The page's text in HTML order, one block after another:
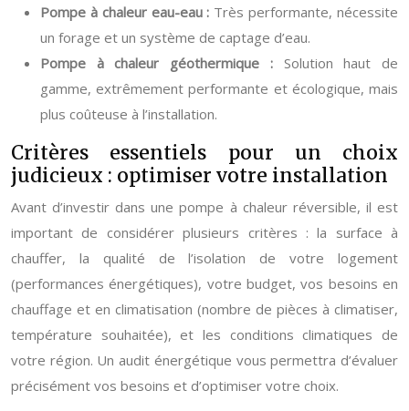
Pompe à chaleur eau-eau : Très performante, nécessite
un forage et un système de captage d’eau.
Pompe à chaleur géothermique : Solution haut de
gamme, extrêmement performante et écologique, mais
plus coûteuse à l’installation.
Critères essentiels pour un choix
judicieux : optimiser votre installation
Avant d’investir dans une pompe à chaleur réversible, il est
important de considérer plusieurs critères : la surface à
chauffer, la qualité de l’isolation de votre logement
(performances énergétiques), votre budget, vos besoins en
chauffage et en climatisation (nombre de pièces à climatiser,
température souhaitée), et les conditions climatiques de
votre région. Un audit énergétique vous permettra d’évaluer
précisément vos besoins et d’optimiser votre choix.